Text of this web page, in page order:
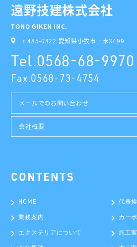
遠野技建株式会社
TONO GIKEN INC.
〒485-0822 愛知県小牧市上末3499
Tel.0568-68-9970
Fax.0568-73-4754
メールでのお問い合わせ
会社概要
HOME
代表
業務案内
カー
エクステリアについて
施工